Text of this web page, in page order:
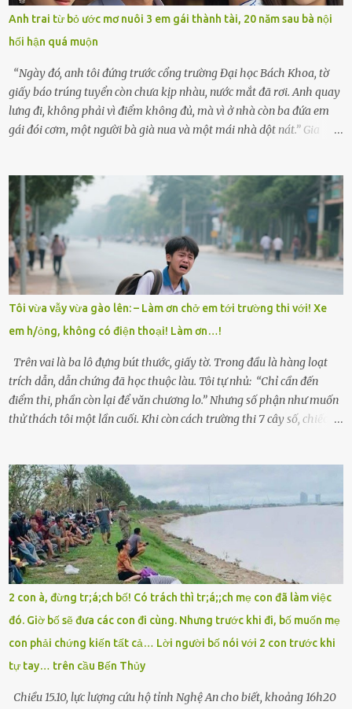
lòng cũng rộn ràng. Bà vốn ít có dịp đi xa vì còn bận buôn bán ở chợ,
nên lần này cũng đành ở nhà. Thảo ôm chầm lấy mẹ trước khi đi:
“Con sẽ nhặt thật nhiều vỏ sò cho mẹ nhé!” Chiếc xe khách lăn
bánh rời khỏi bến...
Anh trai từ bỏ ước mơ nuôi 3 em gái thành tài, 20 năm sau bà nội
hối hận quá muộn
“Ngày đó, anh tôi đứng trước cổng trường Đại học Bách Khoa, tờ
giấy báo trúng tuyển còn chưa kịp nhàu, nước mắt đã rơi. Anh quay
lưng đi, không phải vì điểm không đủ, mà vì ở nhà còn ba đứa em
gái đói cơm, một người bà già nua và một mái nhà dột nát.” Gia
có tin tức. Mọi gánh nặng đổ dồn lên đôi vai gầy guộc của bà nội –
cụ Nguyễn Thị Đào – và cậu con trai cả là Trí, lúc đó mới chỉ 17 tuổi.
Trí là học sinh giỏi toàn huyện, học lớp 12 nhưng đã biết làm ruộng,
làm thuê, biết đi cày thuê từ 4h sáng rồi lại tất tả về đi học. Người
trong làng thương lắm, bảo: “Thằng Trí học giỏi mà hiền, sau này
nên ông này bà nọ đó!” Trí có ba cô em gái: Mai, Lan và Hương – ba
cái tên mẹ đặt lúc còn sống, mong tụi nhỏ sau này như hoa mai nở
giữa mùa đông. Nhưng hoa có đẹp mấy cũng cần đất màu, mà nhà
thì chỉ toàn đất sỏi đá và khốn khó. Năm đó, Trí đỗ Đại học Bách
Khoa Hà...
Tôi vừa vẫy vừa gào lên: – Làm ơn chở em tới trường thi với! Xe
em h/ỏng, không có điện thoại! Làm ơn…!
Trên vai là ba lô đựng bút thước, giấy tờ. Trong đầu là hàng loạt
trích dẫn, dẫn chứng đã học thuộc làu. Tôi tự nhủ: “Chỉ cần đến
điểm thi, phần còn lại để văn chương lo.” Nhưng số phận như muốn
thử thách tôi một lần cuối. Khi còn cách trường thi 7 cây số, chiếc xe
sực nhớ – điện thoại đang sạc, sáng nay quên mang theo! Giữa con
đường thưa thớt người qua lại, tôi hoảng loạn vẫy tay xin đi nhờ. –
Chú ơi, cháu đi thi, xe hỏng rồi! Làm ơn cho cháu đi nhờ với! – Cô ơi,
giúp cháu với, cháu không có điện thoại… Người thì lắc đầu. Người
thì tăng ga tránh xa như né một kẻ lừa đảo. Tôi gào lên giữa đường
như một kẻ mất trí. Vô ích. 6h10. Còn hơn 30 phút nữa. Trong đầu
tôi chỉ có một lựa chọn duy nhất: chạy. Tôi quăng xe vào vệ đường,
rút tờ giấy báo dự thi nhét túi áo, đeo ba lô và chạy . Chạy miết.
Chạy không ngừng. Qua ngã...
2 con à, đừng tr;á;ch bố! Có trách thì tr;á;;ch mẹ con đã làm việc
đó. Giờ bố sẽ đưa các con đi cùng. Nhưng trước khi đi, bố muốn mẹ
con phải chứng kiến tất cả… Lời người bố nói với 2 con trước khi
tự tay… trên cầu Bến Thủy
Chiều 15.10, lực lượng cứu hộ tỉnh Nghệ An cho biết, khoảng 16h20